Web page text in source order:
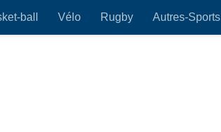
ball Vélo Rugby Autres-Sports